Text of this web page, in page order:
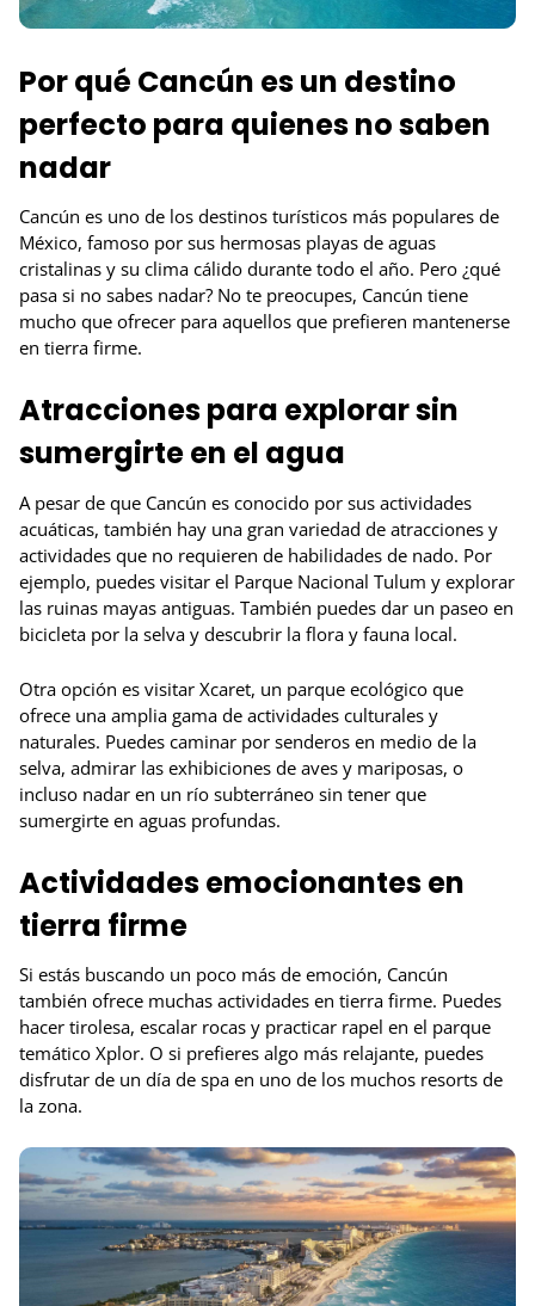
Por qué Cancún es un destino
perfecto para quienes no saben
nadar
Cancún es uno de los destinos turísticos más populares de
México, famoso por sus hermosas playas de aguas
cristalinas y su clima cálido durante todo el año. Pero ¿qué
pasa si no sabes nadar? No te preocupes, Cancún tiene
mucho que ofrecer para aquellos que prefieren mantenerse
en tierra firme.
Atracciones para explorar sin
sumergirte en el agua
A pesar de que Cancún es conocido por sus actividades
acuáticas, también hay una gran variedad de atracciones y
actividades que no requieren de habilidades de nado. Por
ejemplo, puedes visitar el Parque Nacional Tulum y explorar
las ruinas mayas antiguas. También puedes dar un paseo en
bicicleta por la selva y descubrir la flora y fauna local.
Otra opción es visitar Xcaret, un parque ecológico que
ofrece una amplia gama de actividades culturales y
naturales. Puedes caminar por senderos en medio de la
selva, admirar las exhibiciones de aves y mariposas, o
incluso nadar en un río subterráneo sin tener que
sumergirte en aguas profundas.
Actividades emocionantes en
tierra firme
Si estás buscando un poco más de emoción, Cancún
también ofrece muchas actividades en tierra firme. Puedes
hacer tirolesa, escalar rocas y practicar rapel en el parque
temático Xplor. O si prefieres algo más relajante, puedes
disfrutar de un día de spa en uno de los muchos resorts de
la zona.